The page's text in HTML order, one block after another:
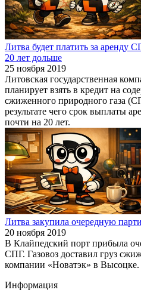
Литва будет платить за аренду
20 лет дольше
25 ноября 2019
Литовская государственная
планирует взять в кредит на
сжиженного природного газа
результате чего срок выплаты
почти на 20 лет.
Литва закупила очередную
20 ноября 2019
В Клайпедский порт прибыла
СПГ. Газовоз доставил груз
компании «Новатэк» в Высоцке.
Информация